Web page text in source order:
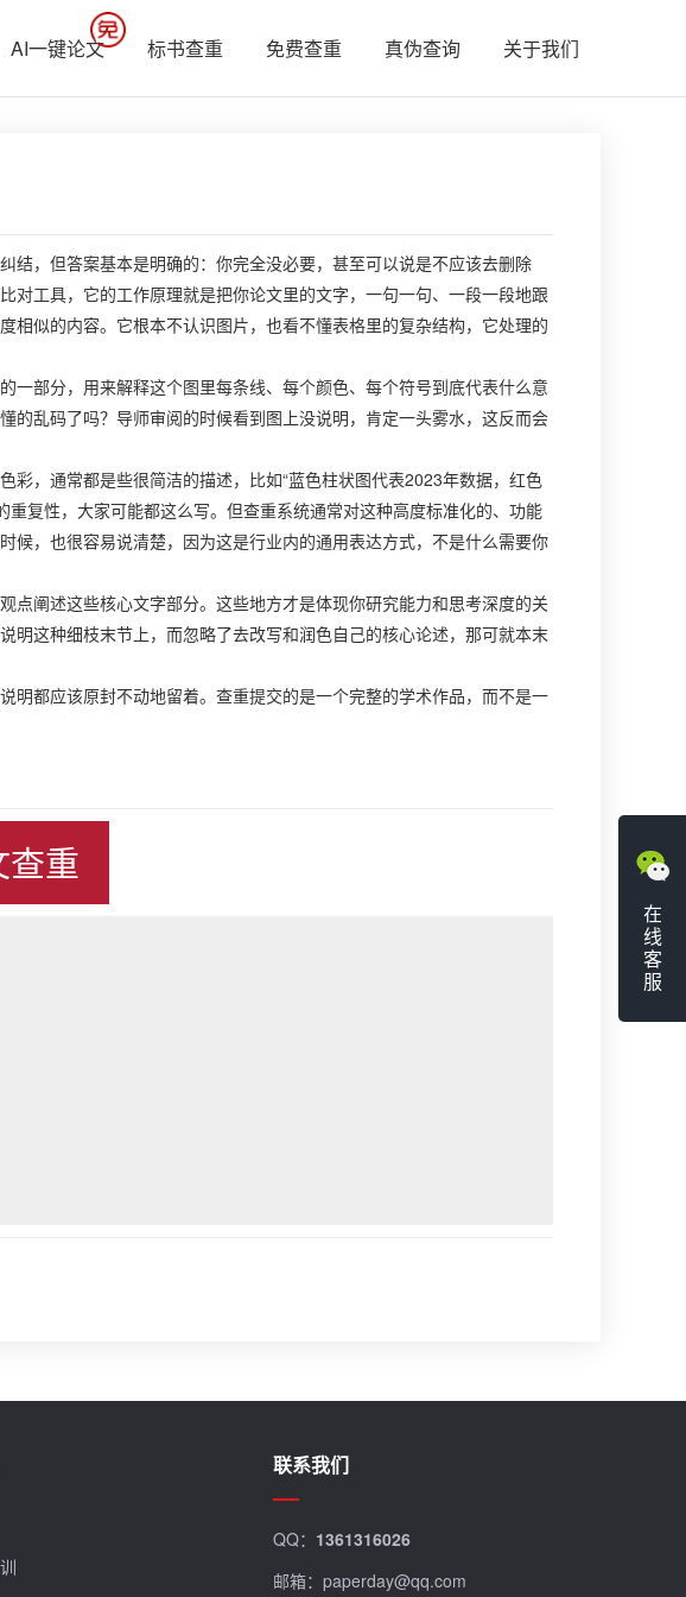
AI一键论文 标书查重 免费查重 真伪查询 关于我们
结，但答案基本是明确的：你完全没必要，甚至可以说是不应该去删除
对工具，它的工作原理就是把你论文里的文字，一句一句、一段一段地跟
似的内容。它根本不认识图片，也看不懂表格里的复杂结构，它处理的
一部分，用来解释这个图里每条线、每个颜色、每个符号到底代表什么意
的乱码了吗？导师审阅的时候看到图上没说明，肯定一头雾水，这反而会
，通常都是些很简洁的描述，比如“蓝色柱状图代表2023年数据，红色
复性，大家可能都这么写。但查重系统通常对这种高度标准化的、功能
，也很容易说清楚，因为这是行业内的通用表达方式，不是什么需要你
点阐述这些核心文字部分。这些地方才是体现你研究能力和思考深度的关
这种细枝末节上，而忽略了去改写和润色自己的核心论述，那可就本末
明都应该原封不动地留着。查重提交的是一个完整的学术作品，而不是一
查重
在
线
客
服
联系我们
QQ： 1361316026
邮箱：paperday@qq.com